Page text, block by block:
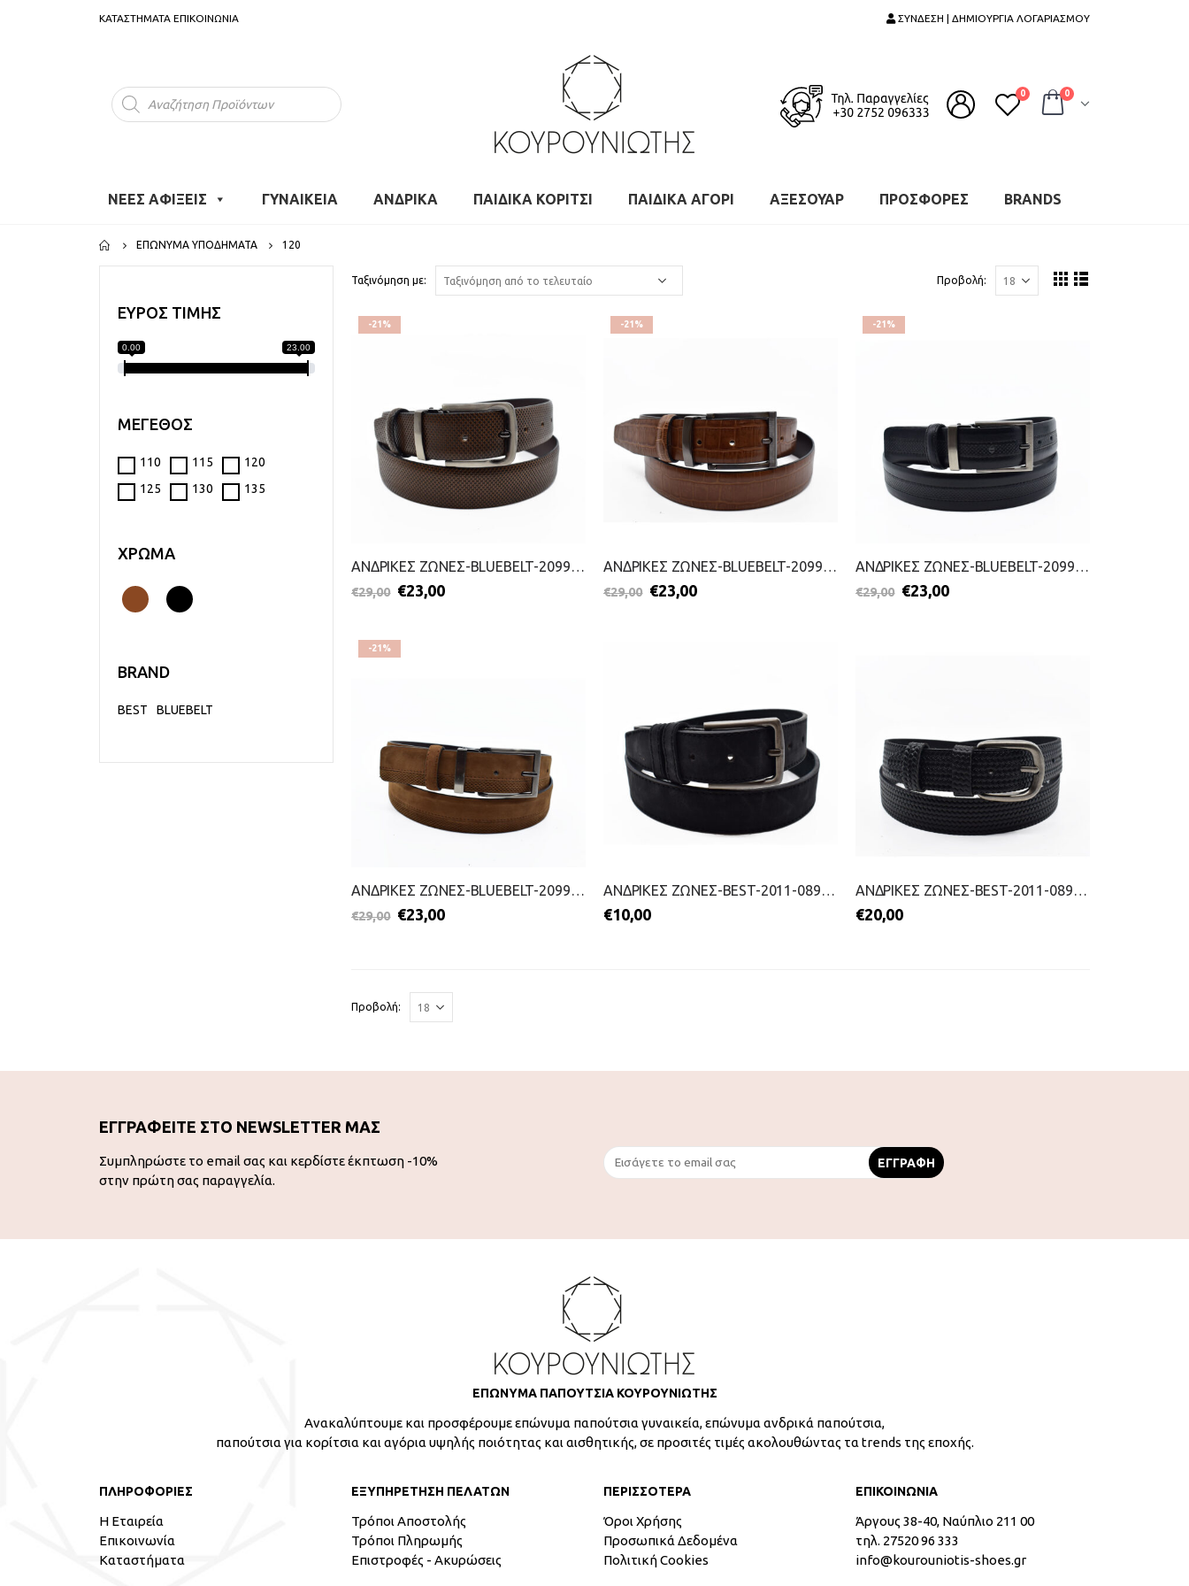
ΚΑΤΑΣΤΗΜΑΤΑ ΕΠΙΚΟΙΝΩΝΙΑ ΣΥΝΔΕΣΗ | ΔΗΜΙΟΥΡΓΙΑ ΛΟΓΑΡΙΑΣΜΟΥ
Products
search
0 0
ΝΕΕΣ ΑΦΙΞΕΙΣ ΓΥΝΑΙΚΕΙΑ ΑΝΔΡΙΚΑ ΠΑΙΔΙΚΑ ΚΟΡΙΤΣΙ ΠΑΙΔΙΚΑ ΑΓΟΡΙ ΑΞΕΣΟΥΑΡ ΠΡΟΣΦΟΡΕΣ BRANDS
ΕΠΏΝΥΜΑ ΥΠΟΔΉΜΑΤΑ 120
Ταξινόμηση με: Προβολή:
-21%
ΑΝΔΡΙΚΕΣ ΖΩΝΕΣ-BLUEBELT-2099-1007-ΚΑΦΕ
€29,00 €23,00
-21%
ΑΝΔΡΙΚΕΣ ΖΩΝΕΣ-BLUEBELT-2099-1013-ΚΑΦΕ
€29,00 €23,00
-21%
ΑΝΔΡΙΚΕΣ ΖΩΝΕΣ-BLUEBELT-2099-1006-ΜΑΥΡΟ
€29,00 €23,00
-21%
€29,00 €23,00 €10,00 €20,00
Προβολή:
ΕΥΡΟΣ ΤΙΜΗΣ
0.00 23.00
ΜΕΓΕΘΟΣ
110 115
120
125
130 135
ΧΡΩΜΑ
BRAND
BEST BLUEBELT
ΕΓΓΡΑΦΕΙΤΕ ΣΤΟ NEWSLETTER ΜΑΣ
Συμπληρώστε το email σας και κερδίστε έκπτωση -10%
στην πρώτη σας παραγγελία.
ΕΠΩΝΥΜΑ ΠΑΠΟΥΤΣΙΑ ΚΟΥΡΟΥΝΙΩΤΗΣ
Ανακαλύπτουμε και προσφέρουμε επώνυμα παπούτσια γυναικεία, επώνυμα ανδρικά παπούτσια,
παπούτσια για κορίτσια και αγόρια υψηλής ποιότητας και αισθητικής, σε προσιτές τιμές ακολουθώντας τα trends της εποχής.
ΠΛΗΡΟΦΟΡΙΕΣ
Η Εταιρεία
Επικοινωνία
Καταστήματα
ΕΞΥΠΗΡΕΤΗΣΗ ΠΕΛΑΤΩΝ
Τρόποι Αποστολής
Τρόποι Πληρωμής
Επιστροφές - Ακυρώσεις
ΠΕΡΙΣΣΟΤΕΡΑ
Όροι Χρήσης
Προσωπικά Δεδομένα
Πολιτική Cookies
ΕΠΙΚΟΙΝΩΝΙΑ
Άργους 38-40, Ναύπλιο 211 00
τηλ. 27520 96 333
info@kourouniotis-shoes.gr